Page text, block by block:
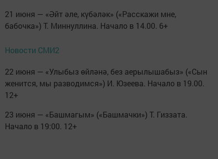
21 июня — «Әйт әле, күбәләк» («Расскажи мне,
бабочка») Т. Миннуллина. Начало в 14.00. 6+
Новости СМИ2
22 июня — «Улыбыз өйләнә, без аерылышабыз» («Сын
женится, мы разводимся») И. Юзеева. Начало в 19.00.
12+
23 июня — «Башмагым» («Башмачки») Т. Гиззата.
Начало в 19:00. 12+